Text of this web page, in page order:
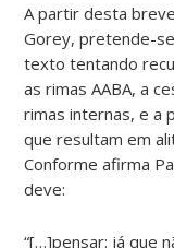
A partir desta
Gorey, pretende-
texto tentando
as rimas AABA, a
rimas internas, e a
que resultam em
Conforme afirma
deve:
“[…]pensar: já que